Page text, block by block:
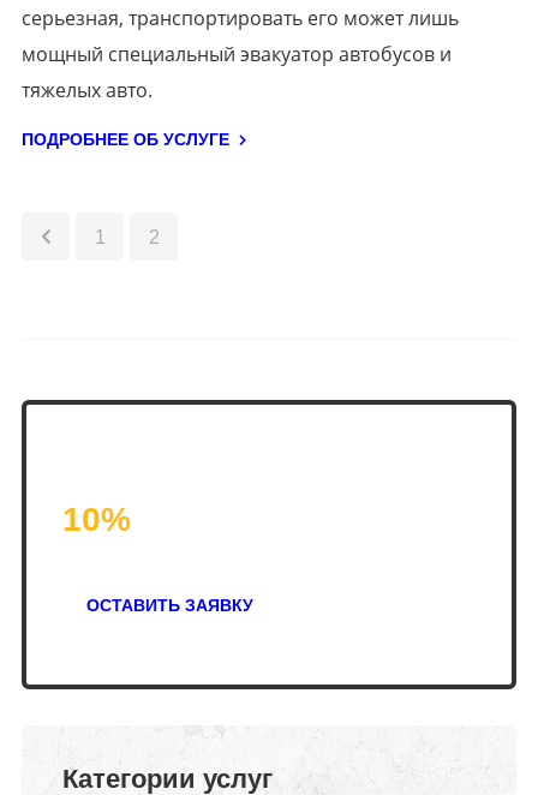
серьезная, транспортировать его может лишь
мощный специальный эвакуатор автобусов и
тяжелых авто.
ПОДРОБНЕЕ ОБ УСЛУГЕ
1 2
10%
ОСТАВИТЬ ЗАЯВКУ
Категории услуг